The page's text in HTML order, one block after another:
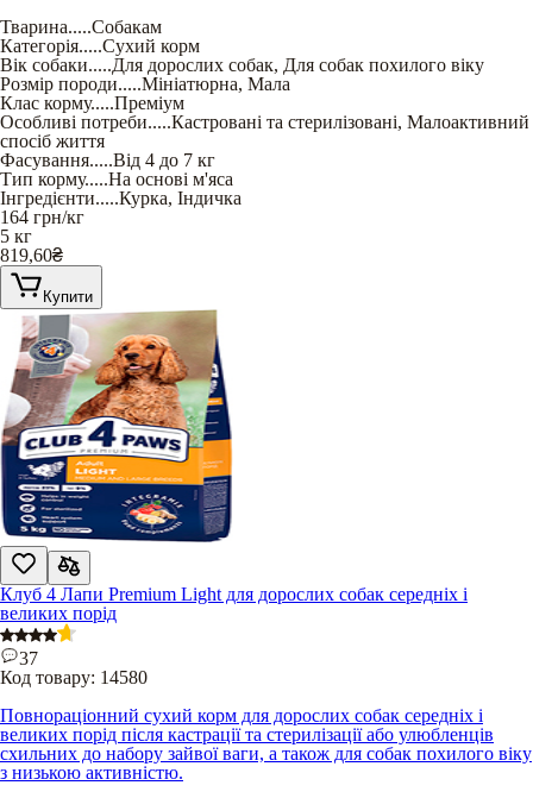
Тварина.....Собакам
Категорія.....Сухий корм
Вік собаки.....Для дорослих собак, Для собак похилого віку
Розмір породи.....Мініатюрна, Мала
Клас корму.....Преміум
Особливі потреби.....Кастровані та стерилізовані, Малоактивний
спосіб життя
Фасування.....Від 4 до 7 кг
Тип корму.....На основі м'яса
Інгредієнти.....Курка, Індичка
164 грн/кг
5 кг
819,60₴
Купити
Клуб 4 Лапи Premium Light для дорослих собак середніх і
великих порід
37
Код товару: 14580
Повнораціонний сухий корм для дорослих собак середніх і
великих порід після кастрації та стерилізації або улюбленців
схильних до набору зайвої ваги, а також для собак похилого віку
з низькою активністю.